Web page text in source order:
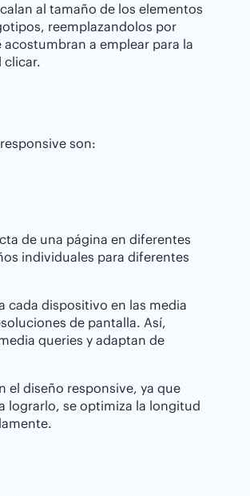
al tamaño de los elementos
reemplazandolos por
acostumbran a emplear para la
clicar.
son:
de una página en diferentes
individuales para diferentes
cada dispositivo en las media
de pantalla. Así,
queries y adaptan de
el diseño responsive, ya que
lograrlo, se optimiza la longitud